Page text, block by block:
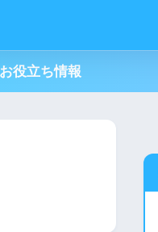
役立ち情報